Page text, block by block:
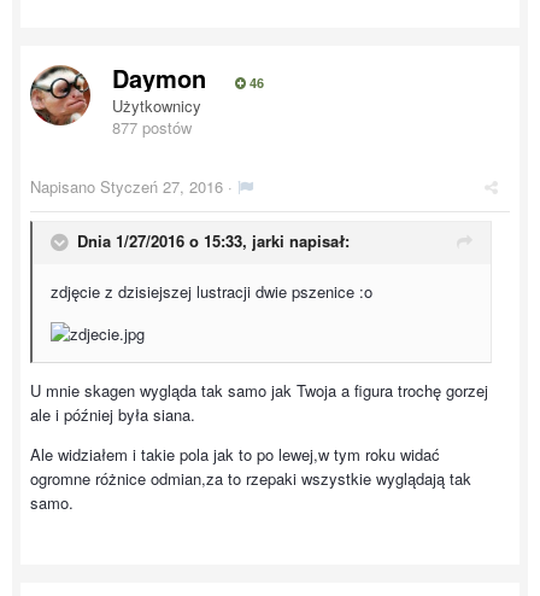
Daymon 46
Użytkownicy
877 postów
Napisano Styczeń 27, 2016 ·
Dnia 1/27/2016 o 15:33, jarki napisał:
zdjęcie z dzisiejszej lustracji dwie pszenice :o
U mnie skagen wygląda tak samo jak Twoja a figura trochę gorzej
ale i później była siana.
Ale widziałem i takie pola jak to po lewej,w tym roku widać
ogromne różnice odmian,za to rzepaki wszystkie wyglądają tak
samo.